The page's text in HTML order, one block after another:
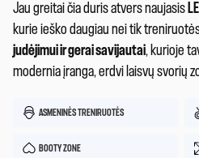
Jau greitai čia duris atvers naujasis
kurie ieško daugiau nei tik
judėjimui ir gerai savijautai, kurioje
modernia įranga, erdvi laisvų svorių
ASMENINĖS TRENIRUOTĖS
BOOTY ZONE